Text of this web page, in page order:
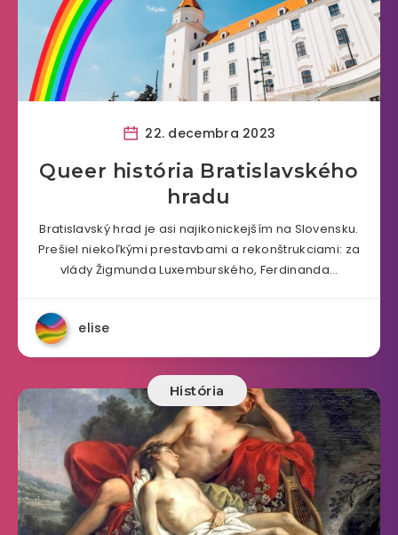
22. decembra 2023
Queer história Bratislavského
hradu
Bratislavský hrad je asi najikonickejším na Slovensku.
Prešiel niekoľkými prestavbami a rekonštrukciami: za
vlády Žigmunda Luxemburského, Ferdinanda…
elise
História